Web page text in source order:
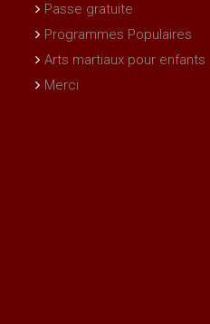
Passe gratuite
Programmes Populaires
Arts martiaux pour enfants
Merci